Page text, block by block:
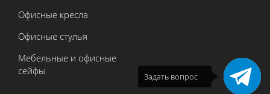
Задать вопрос
Офисные кресла
Офисные стулья
Мебельные и офисные
сейфы